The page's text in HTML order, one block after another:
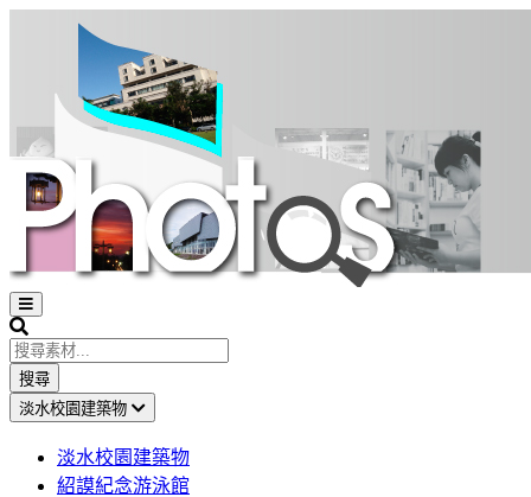
Open
sidebar
Search
搜尋
淡水校園建築物
淡水校園建築物
紹謨紀念游泳館